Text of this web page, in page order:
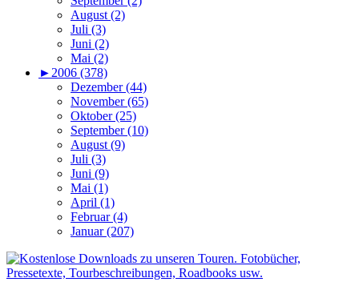
August (2)
Juli (3)
Juni (2)
Mai (2)
► 2006 (378)
Dezember (44)
November (65)
Oktober (25)
September (10)
August (9)
Juli (3)
Juni (9)
Mai (1)
April (1)
Februar (4)
Januar (207)